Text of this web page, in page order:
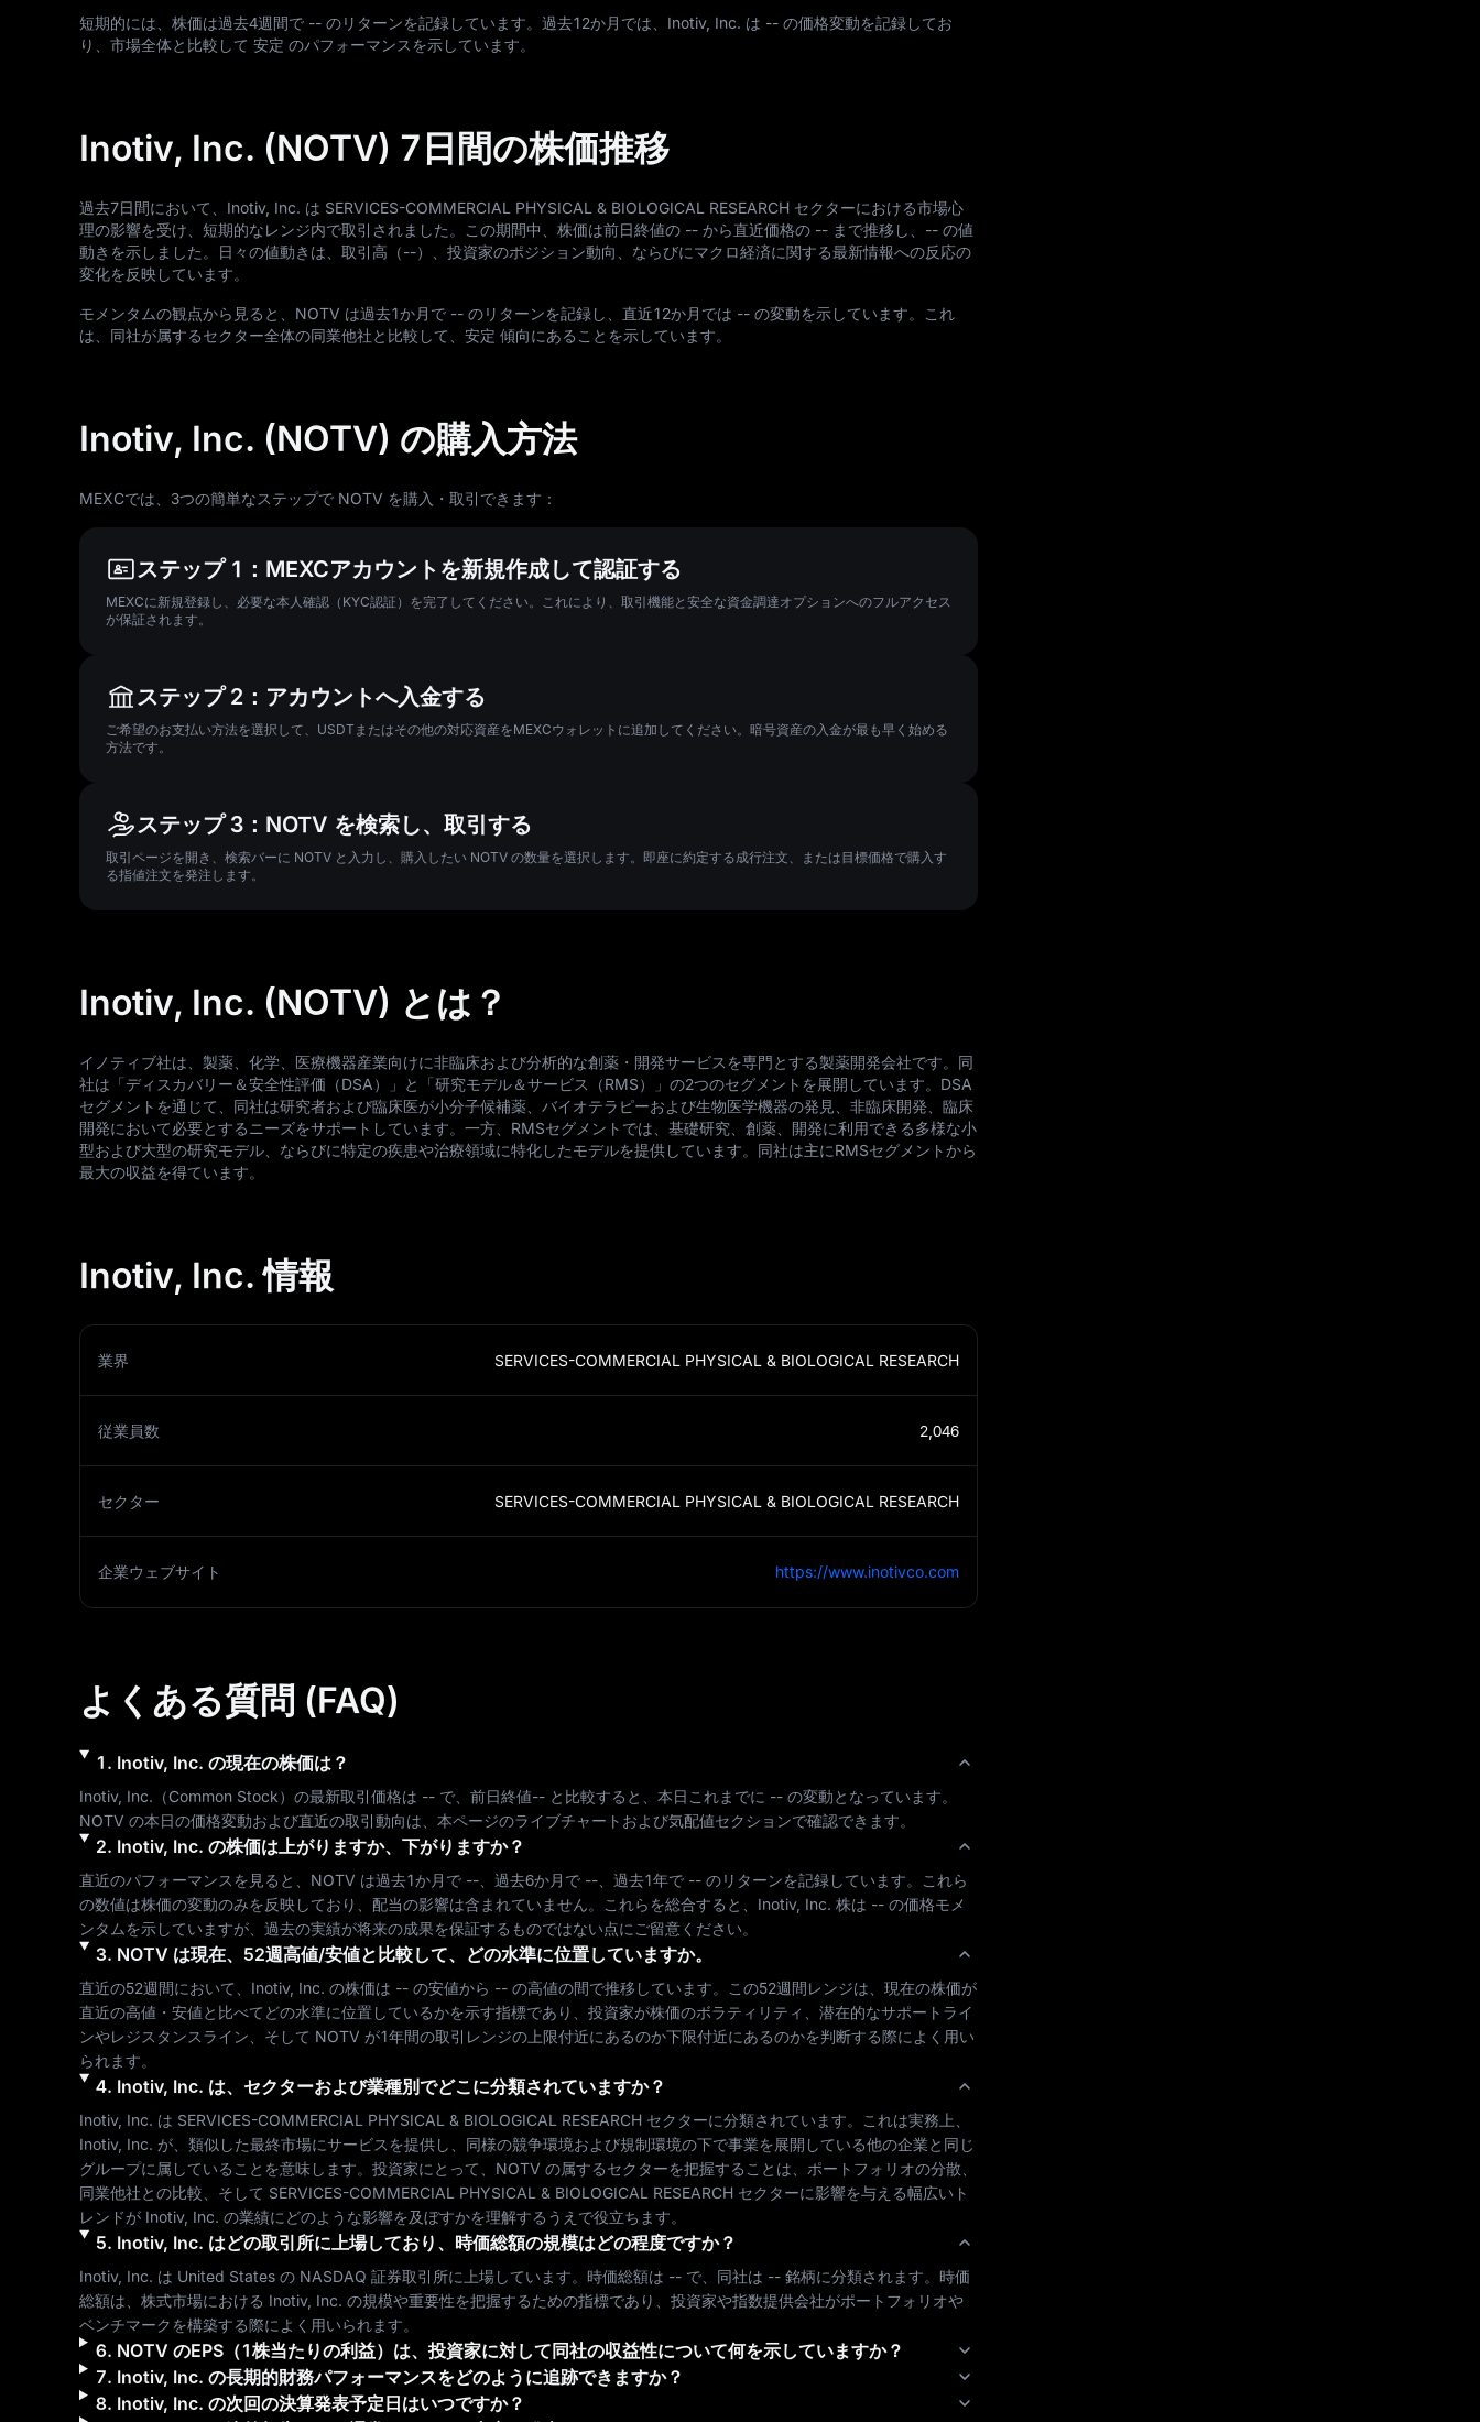
短期的には、株価は過去4週間で -- のリターンを記録しています。過去12か月では、Inotiv, Inc. は -- の価格変動を記録してお
り、市場全体と比較して 安定 のパフォーマンスを示しています。
Inotiv, Inc. (NOTV) 7日間の株価推移
過去7日間において、Inotiv, Inc. は SERVICES-COMMERCIAL PHYSICAL & BIOLOGICAL RESEARCH セクターにおける市場心
理の影響を受け、短期的なレンジ内で取引されました。この期間中、株価は前日終値の -- から直近価格の -- まで推移し、-- の値
動きを示しました。日々の値動きは、取引高（--）、投資家のポジション動向、ならびにマクロ経済に関する最新情報への反応の
変化を反映しています。
モメンタムの観点から見ると、NOTV は過去1か月で -- のリターンを記録し、直近12か月では -- の変動を示しています。これ
は、同社が属するセクター全体の同業他社と比較して、安定 傾向にあることを示しています。
Inotiv, Inc. (NOTV) の購入方法
MEXCでは、3つの簡単なステップで NOTV を購入・取引できます：
ステップ 1：MEXCアカウントを新規作成して認証する
MEXCに新規登録し、必要な本人確認（KYC認証）を完了してください。これにより、取引機能と安全な資金調達オプションへのフルアクセス
が保証されます。
ステップ 2：アカウントへ入金する
ご希望のお支払い方法を選択して、USDTまたはその他の対応資産をMEXCウォレットに追加してください。暗号資産の入金が最も早く始める
方法です。
ステップ 3：NOTV を検索し、取引する
取引ページを開き、検索バーに NOTV と入力し、購入したい NOTV の数量を選択します。即座に約定する成行注文、または目標価格で購入す
る指値注文を発注します。
Inotiv, Inc. (NOTV) とは？
イノティブ社は、製薬、化学、医療機器産業向けに非臨床および分析的な創薬・開発サービスを専門とする製薬開発会社です。同
社は「ディスカバリー＆安全性評価（DSA）」と「研究モデル＆サービス（RMS）」の2つのセグメントを展開しています。DSA
セグメントを通じて、同社は研究者および臨床医が小分子候補薬、バイオテラピーおよび生物医学機器の発見、非臨床開発、臨床
開発において必要とするニーズをサポートしています。一方、RMSセグメントでは、基礎研究、創薬、開発に利用できる多様な小
型および大型の研究モデル、ならびに特定の疾患や治療領域に特化したモデルを提供しています。同社は主にRMSセグメントから
最大の収益を得ています。
Inotiv, Inc. 情報
業界 SERVICES-COMMERCIAL PHYSICAL & BIOLOGICAL RESEARCH
従業員数 2,046
セクター SERVICES-COMMERCIAL PHYSICAL & BIOLOGICAL RESEARCH
企業ウェブサイト https://www.inotivco.com
よくある質問 (FAQ)
1 . Inotiv, Inc. の現在の株価は？
Inotiv, Inc. （Common Stock）の最新取引価格は -- で、前日終値-- と比較すると、本日これまでに -- の変動となっています。
NOTV の本日の価格変動および直近の取引動向は、本ページのライブチャートおよび気配値セクションで確認できます。
2. Inotiv, Inc. の株価は上がりますか、下がりますか？
直近のパフォーマンスを見ると、 NOTV は過去1か月で -- 、過去6か月で -- 、過去1年で -- のリターンを記録しています。これら
の数値は株価の変動のみを反映しており、配当の影響は含まれていません。これらを総合すると、 Inotiv, Inc. 株は -- の価格モメ
ンタムを示していますが、過去の実績が将来の成果を保証するものではない点にご留意ください。
3. NOTV は現在、52週高値/安値と比較して、どの水準に位置していますか。
直近の52週間において、 Inotiv, Inc. の株価は -- の安値から -- の高値の間で推移しています。この52週間レンジは、現在の株価が
直近の高値・安値と比べてどの水準に位置しているかを示す指標であり、投資家が株価のボラティリティ、潜在的なサポートライ
ンやレジスタンスライン、そして NOTV が1年間の取引レンジの上限付近にあるのか下限付近にあるのかを判断する際によく用い
られます。
4. Inotiv, Inc. は、セクターおよび業種別でどこに分類されていますか？
Inotiv, Inc. は SERVICES-COMMERCIAL PHYSICAL & BIOLOGICAL RESEARCH セクターに分類されています。これは実務上、
Inotiv, Inc. が、類似した最終市場にサービスを提供し、同様の競争環境および規制環境の下で事業を展開している他の企業と同じ
グループに属していることを意味します。投資家にとって、 NOTV の属するセクターを把握することは、ポートフォリオの分散、
同業他社との比較、そして SERVICES-COMMERCIAL PHYSICAL & BIOLOGICAL RESEARCH セクターに影響を与える幅広いト
レンドが Inotiv, Inc. の業績にどのような影響を及ぼすかを理解するうえで役立ちます。
5. Inotiv, Inc. はどの取引所に上場しており、時価総額の規模はどの程度ですか？
Inotiv, Inc. は United States の NASDAQ 証券取引所に上場しています。時価総額は -- で、同社は -- 銘柄に分類されます。時価
総額は、株式市場における Inotiv, Inc. の規模や重要性を把握するための指標であり、投資家や指数提供会社がポートフォリオや
ベンチマークを構築する際によく用いられます。
6. NOTV のEPS（1株当たりの利益）は、投資家に対して同社の収益性について何を示していますか？
7. Inotiv, Inc. の長期的財務パフォーマンスをどのように追跡できますか？
8. Inotiv, Inc. の次回の決算発表予定日はいつですか？